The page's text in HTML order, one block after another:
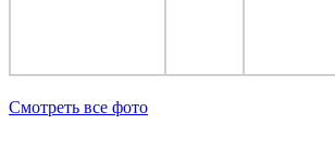
Cмотреть все фото